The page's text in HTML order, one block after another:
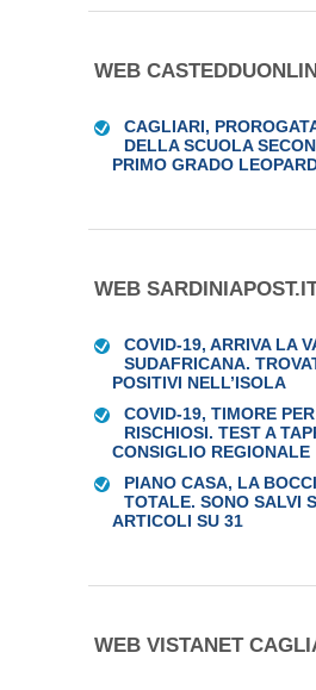
WEB
CAGLIARI,
DELLA SCUOLA
PRIMO GRADO
WEB
COVID-19, ARRIVA LA
SUDAFRICANA.
POSITIVI NELL’ISOLA
COVID-19, TIMORE
RISCHIOSI. TEST A
CONSIGLIO REGIONALE
PIANO CASA, LA
TOTALE. SONO SALVI
ARTICOLI SU 31
WEB VISTANET